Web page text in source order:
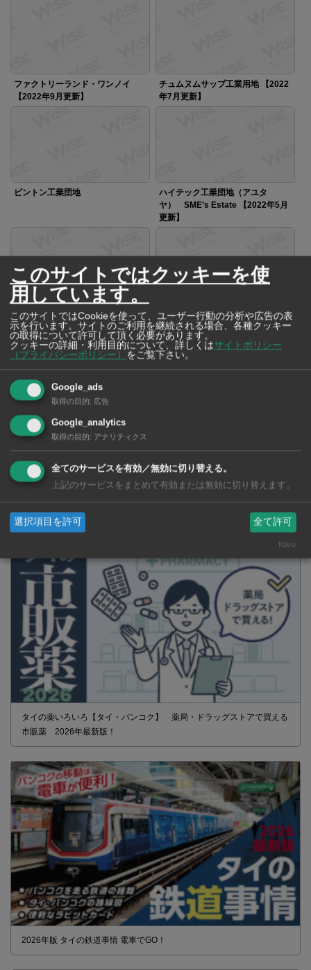
ファクトリーランド・ワンノイ
【2022年9月更新】
チュムヌムサップ工業用地 【2022
年7月更新】
ピントン工業団地
ハイテック工業団地（アユタ
ヤ） SME’s Estate 【2022年5月
更新】
バーンチャン工業団地 アジア工業団地（マプタプット）
SNSで毎日ニュースを配信中！
タイの薬いろいろ【タイ・バンコク】 薬局・ドラッグストアで買える
市販薬 2026年最新版！
2026年版 タイの鉄道事情 電車でGO！
このサイトではクッキーを使
用しています。
このサイトではCookieを使って、ユーザー行動の分析や広告の表
示を行います。サイトのご利用を継続される場合、各種クッキー
の取得について許可して頂く必要があります。
クッキーの詳細・利用目的について、詳しくはサイトポリシー
（プライバシーポリシー）
をご覧下さい。
Google_ads
取得の目的: 広告
Google_analytics
取得の目的: アナリティクス
全てのサービスを有効／無効に切り替える。
上記のサービスをまとめて有効または無効に切り替えます。
選択項目を許可 全て許可
Klaro